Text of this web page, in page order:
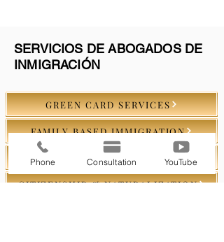
SERVICIOS DE ABOGADOS DE
INMIGRACIÓN
GREEN CARD SERVICES
FAMILY BASED IMMIGRATION
POLITICAL ASYLUM
CITIZENSHIP & NATURALIZATION
Phone Consultation YouTube